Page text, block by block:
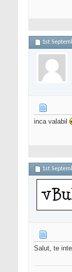
1st
inca valabil
1st
Salut, te